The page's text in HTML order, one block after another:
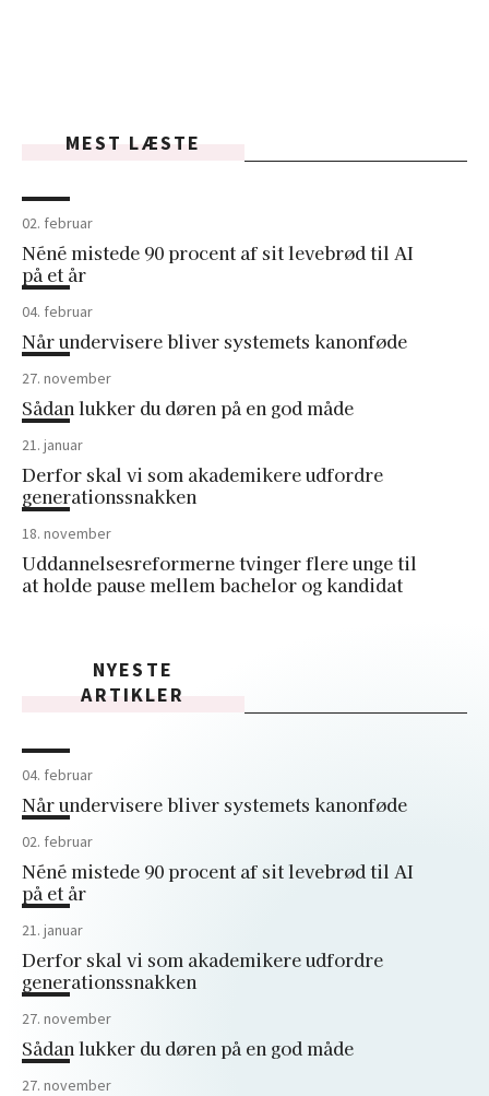
MEST LÆSTE
02. februar
Néné mistede 90 procent af sit levebrød til AI
på et år
04. februar
Når undervisere bliver systemets kanonføde
27. november
Sådan lukker du døren på en god måde
21. januar
Derfor skal vi som akademikere udfordre
generationssnakken
18. november
Uddannelsesreformerne tvinger flere unge til
at holde pause mellem bachelor og kandidat
NYESTE
ARTIKLER
04. februar
Når undervisere bliver systemets kanonføde
02. februar
Néné mistede 90 procent af sit levebrød til AI
på et år
21. januar
Derfor skal vi som akademikere udfordre
generationssnakken
27. november
Sådan lukker du døren på en god måde
27. november